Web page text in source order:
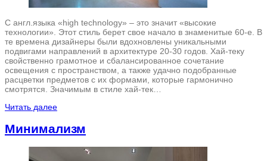
С англ.языка «high technology» – это значит «высокие
технологии». Этот стиль берет свое начало в знаменитые 60-е. В
те времена дизайнеры были вдохновлены уникальными
подвигами направлений в архитектуре 20-30 годов. Хай-теку
свойственно грамотное и сбалансированное сочетание
освещения с пространством, а также удачно подобранные
расцветки предметов с их формами, которые гармонично
смотрятся. Значимым в стиле хай-тек…
Читать далее
Минимализм